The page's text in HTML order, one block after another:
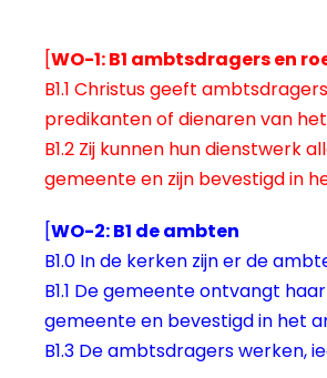
[WO-1: B1 ambtsdragers en
B1.1 Christus geeft
predikanten of dienaren van
B1.2 Zij kunnen hun dienstwerk
gemeente en zijn bevestigd in
[WO-2: B1 de ambten
B1.0 In de kerken zijn er de
B1.1 De gemeente ontvangt
gemeente en bevestigd in het
B1.3 De ambtsdragers werken,